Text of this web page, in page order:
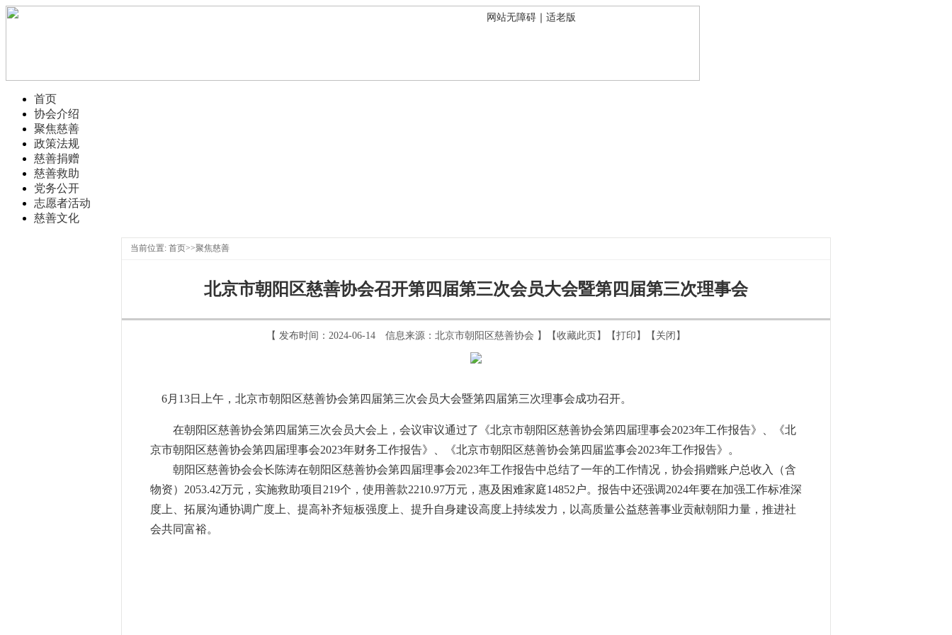
网站无障碍 适老版
首页
协会介绍
聚焦慈善
政策法规
慈善捐赠
慈善救助
党务公开
志愿者活动
慈善文化
当前位置: 首页>>聚焦慈善
北京市朝阳区慈善协会召开第四届第三次会员大会暨第四届第三次理事会
【 发布时间：2024-06-14 信息来源：北京市朝阳区慈善协会 】【收藏此页 】【打印 】 【关闭】
6月13日上午，北京市朝阳区慈善协会第四届第三次会员大会暨第四届第三次理事会成功召开。
在朝阳区慈善协会第四届第三次会员大会上，会议审议通过了《北京市朝阳区慈善协会第四届理事会2023年工作报告》、《北
京市朝阳区慈善协会第四届理事会2023年财务工作报告》、《北京市朝阳区慈善协会第四届监事会2023年工作报告》。
朝阳区慈善协会会长陈涛在朝阳区慈善协会第四届理事会2023年工作报告中总结了一年的工作情况，协会捐赠账户总收入（含
物资）2053.42万元，实施救助项目219个，使用善款2210.97万元，惠及困难家庭14852户。报告中还强调2024年要在加强工作标准深
度上、拓展沟通协调广度上、提高补齐短板强度上、提升自身建设高度上持续发力，以高质量公益慈善事业贡献朝阳力量，推进社
会共同富裕。